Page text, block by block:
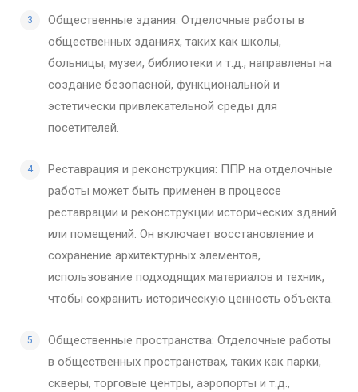
Общественные здания: Отделочные работы в
общественных зданиях, таких как школы,
больницы, музеи, библиотеки и т.д., направлены на
создание безопасной, функциональной и
эстетически привлекательной среды для
посетителей.
Реставрация и реконструкция: ППР на отделочные
работы может быть применен в процессе
реставрации и реконструкции исторических зданий
или помещений. Он включает восстановление и
сохранение архитектурных элементов,
использование подходящих материалов и техник,
чтобы сохранить историческую ценность объекта.
Общественные пространства: Отделочные работы
в общественных пространствах, таких как парки,
скверы, торговые центры, аэропорты и т.д.,